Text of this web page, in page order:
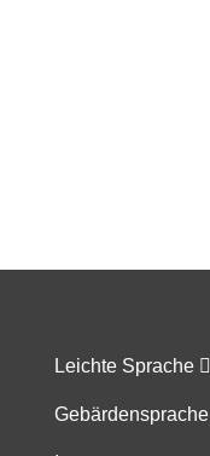
Leichte Sprache
Gebärdensprache